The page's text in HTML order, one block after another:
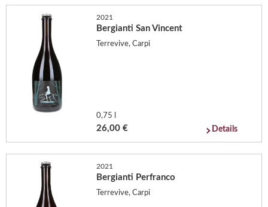
2021
Bergianti San Vincent
Terrevive, Carpi
0,75 l
26,00 € Details
2021
Bergianti Perfranco
Terrevive, Carpi